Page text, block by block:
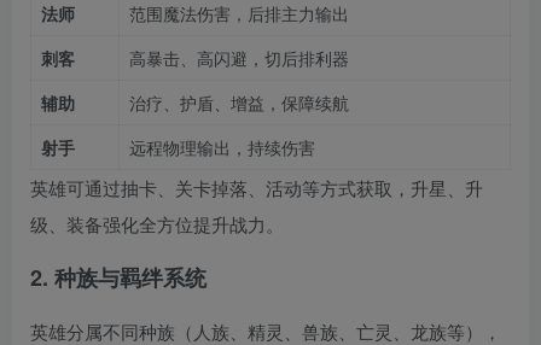
法师
范围魔法伤害，后排主力输出
刺客
高暴击、高闪避，切后排利器
辅助
治疗、护盾、增益，保障续航
射手
远程物理输出，持续伤害
英雄可通过抽卡、关卡掉落、活动等方式获取，升星、升
级、装备强化全方位提升战力。
2. 种族与羁绊系统
英雄分属不同种族（人族、精灵、兽族、亡灵、龙族等），